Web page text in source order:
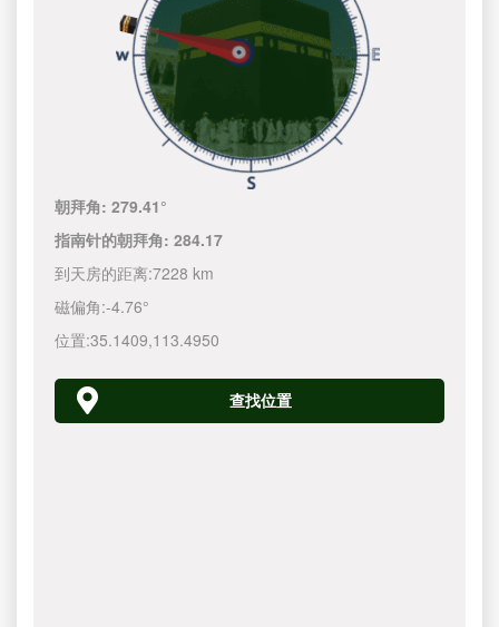
朝拜角:279.41°
指南针的朝拜角:284.17
到天房的距离:7228 km
磁偏角:-4.76°
位置:35.1409,113.4950
查找位置